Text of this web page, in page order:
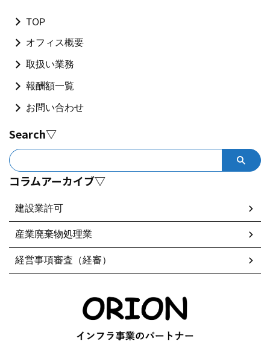
TOP
オフィス概要
取扱い業務
報酬額一覧
お問い合わせ
Search▽
コラムアーカイブ▽
建設業許可
産業廃棄物処理業
経営事項審査（経審）